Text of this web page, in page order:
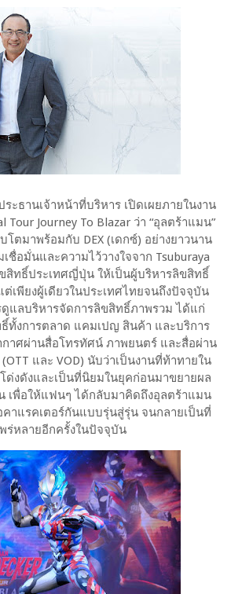
ธานเจ้าหน้าที่บริหาร เปิดเผยภายในงาน
Tour Journey To Blazar ว่า “อุลตร้าแมน”
โตมาพร้อมกับ DEX (เดกซ์) อย่างยาวนาน
ชื่อมั่นและความไว้วางใจจาก Tsuburaya
สิทธิ์ประเทศญี่ปุ่น ให้เป็นผู้บริหารลิขสิทธิ์
เพียงผู้เดียวในประเทศไทยจนถึงปัจจุบัน
แลบริหารจัดการลิขสิทธิ์ภาพรวม ได้แก่
ทั้งการตลาด แคมเปญ สินค้า และบริการ
กาศผ่านสื่อโทรทัศน์ ภาพยนตร์ และสื่อผ่าน
และ VOD) นับว่าเป็นงานที่ท้าทายใน
ด่งดังและเป็นที่นิยมในยุคก่อนมาขยายผล
เพื่อให้แฟนๆ ได้กลับมาคิดถึงอุลตร้าแมน
คาแรคเตอร์กันแบบรุ่นสู่รุ่น จนกลายเป็นที่
ร่หลายอีกครั้งในปัจจุบัน